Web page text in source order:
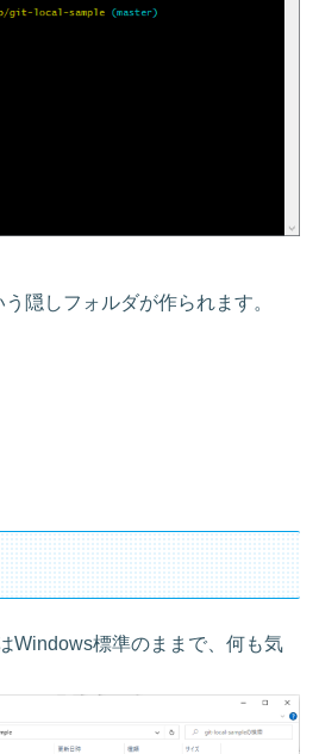
隠しフォルダが作られます。
Windows標準のままで、何も気